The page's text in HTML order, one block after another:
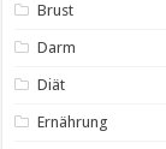
Brust
Darm
Diät
Ernährung